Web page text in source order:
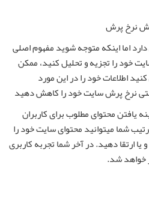
اما اینکه متوجه شوید مفهوم اصلی
خود را تجزیه و تحلیل کنید، ممکن
اطلاعات خود را در این مورد
نرخ پرش سایت خود را کاهش دهید
یافتن محتوای مطلوب برای کاربران
شما میتوانید محتوای سایت خود را
یا ارتقا دهید. در آخر شما تجربه کاربری
خواهد شد.